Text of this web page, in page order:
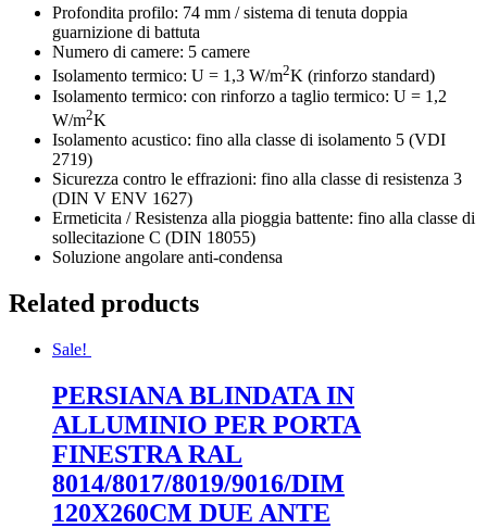
Profondita profilo: 74 mm / sistema di tenuta doppia
guarnizione di battuta
Numero di camere: 5 camere
Isolamento termico: U = 1,3 W/m2K (rinforzo standard)
Isolamento termico: con rinforzo a taglio termico: U = 1,2
W/m2K
Isolamento acustico: fino alla classe di isolamento 5 (VDI
2719)
Sicurezza contro le effrazioni: fino alla classe di resistenza 3
(DIN V ENV 1627)
Ermeticita / Resistenza alla pioggia battente: fino alla classe di
sollecitazione C (DIN 18055)
Soluzione angolare anti-condensa
Related products
Sale!
PERSIANA BLINDATA IN
ALLUMINIO PER PORTA
FINESTRA RAL
8014/8017/8019/9016/DIM
120X260CM DUE ANTE